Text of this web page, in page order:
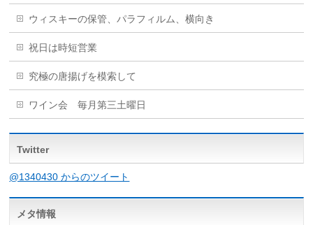
ウィスキーの保管、パラフィルム、横向き
祝日は時短営業
究極の唐揚げを模索して
ワイン会 毎月第三土曜日
Twitter
@1340430 からのツイート
メタ情報